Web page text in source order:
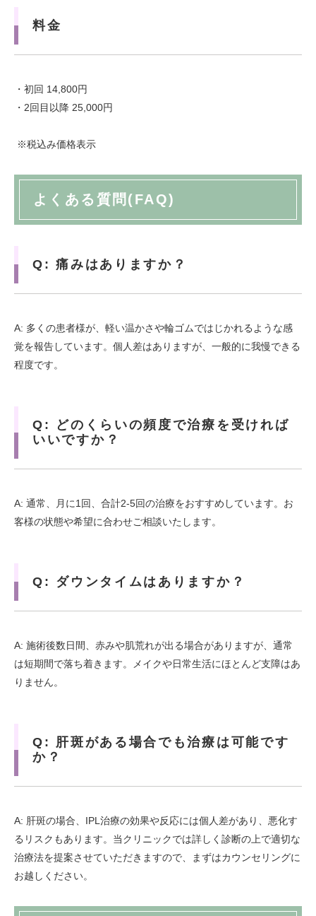
料金
・初回 14,800円
・2回目以降 25,000円
※税込み価格表示
よくある質問(FAQ)
Q: 痛みはありますか？
A: 多くの患者様が、軽い温かさや輪ゴムではじかれるような感
覚を報告しています。個人差はありますが、一般的に我慢できる
程度です。
Q: どのくらいの頻度で治療を受ければ
いいですか？
A: 通常、月に1回、合計2-5回の治療をおすすめしています。お
客様の状態や希望に合わせご相談いたします。
Q: ダウンタイムはありますか？
A: 施術後数日間、赤みや肌荒れが出る場合がありますが、通常
は短期間で落ち着きます。メイクや日常生活にほとんど支障はあ
りません。
Q: 肝斑がある場合でも治療は可能です
か？
A: 肝斑の場合、IPL治療の効果や反応には個人差があり、悪化す
るリスクもあります。当クリニックでは詳しく診断の上で適切な
治療法を提案させていただきますので、まずはカウンセリングに
お越しください。